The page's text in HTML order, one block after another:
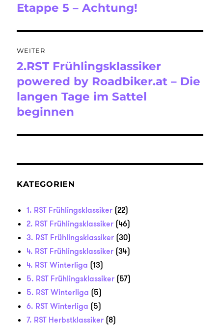
Vorheriger
Etappe 5 – Achtung!
WEITER
Nächster
Beitrag:
2.RST Frühlingsklassiker
powered by Roadbiker.at – Die
langen Tage im Sattel
beginnen
KATEGORIEN
1. RST Frühlingsklassiker (22)
2. RST Frühlingsklassiker (46)
3. RST Frühlingsklassiker (30)
4. RST Frühlingsklassiker (34)
4. RST Winterliga (13)
5. RST Frühlingsklassiker (57)
5. RST Winterliga (5)
6. RST Winterliga (5)
7. RST Herbstklassiker (8)